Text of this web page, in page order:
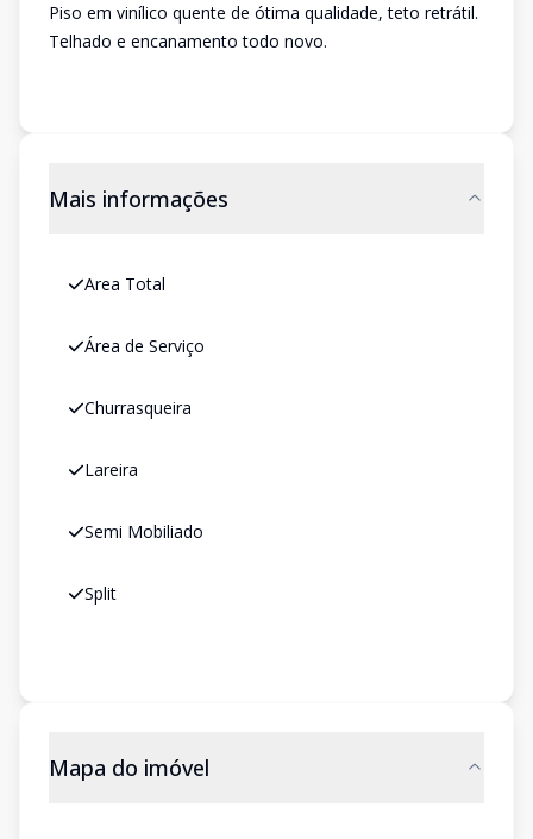
Piso em vinílico quente de ótima qualidade, teto retrátil.
Telhado e encanamento todo novo.
Mais informações
Area Total
Área de Serviço
Churrasqueira
Lareira
Semi Mobiliado
Split
Mapa do imóvel